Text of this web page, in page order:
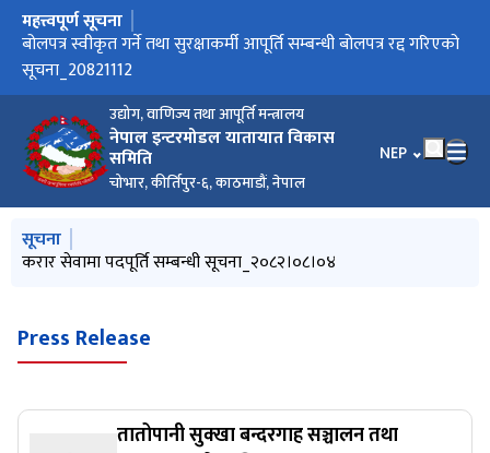
उद्योग, वाणिज्य तथा आपूर्ति मन्त्रालय
नेपाल इन्टरमोडल यातायात विकास
समिति
चोभार, कीर्तिपुर-६, काठमाडौं, नेपाल
भाषा चयन गर्नुहोस्
NEP
मुख्य नेभिगेसनमा जानुहोस्
महत्त्वपूर्ण सूचना
बोलपत्र स्वीकृत गर्ने आशयको सूचना_२०८२१२१२ (NITDB/G/NCB-18
(2082/83)
बोलपत्र स्वीकृत गर्ने तथा सुरक्षाकर्मी आपूर्ति सम्बन्धी बोलपत्र रद्द गरिएको
सूचना_20821112
२०८२१०२८_ पदपूर्ति सम्बन्धी सूचना रद्द गरिएको बारे
करार सेवामा पदपूर्ति सम्बन्धी सूचना_२०८२।०८।०४
सुरक्षाकर्मी आपूर्ति गर्न बोलपत्र आह्वानको सूचना/ बोलपत्र स्वीकृत गर्ने
आशयको सूचना_20820803
चोभार बन्दरगाहबाट तीन वर्षमा २ अर्बको आयात, निर्यात २ करोडको
ठेक्का तोडिएको सम्बन्धमा गोरखापत्रमा प्रकाशित सूचना
बोलपत्र स्वीकृत गर्ने आशयको सूचना (NITDB/NCB/C-62)
(2081/082)
आर्थिक प्रस्ताव (बोलपत्र) खोल्ने सम्बन्धी आशयको सूचना
मुख्य नेभिगेसनमा जानुहोस्
सूचना
बोलपत्र आव्हान सम्बन्धमा
करार सेवामा पदपूर्ति सम्बन्धी सूचना_२०८२।०८।०४
बोलपत्र स्वीकृत गर्ने आशयको सूचना (NITDB/NCB/C-62)
आर्थिक प्रस्ताव (बोलपत्र) खोल्ने सम्बन्धी आशयको सूचना
Press Release
तातोपानी सुक्खा बन्दरगाह सञ्चालन तथा